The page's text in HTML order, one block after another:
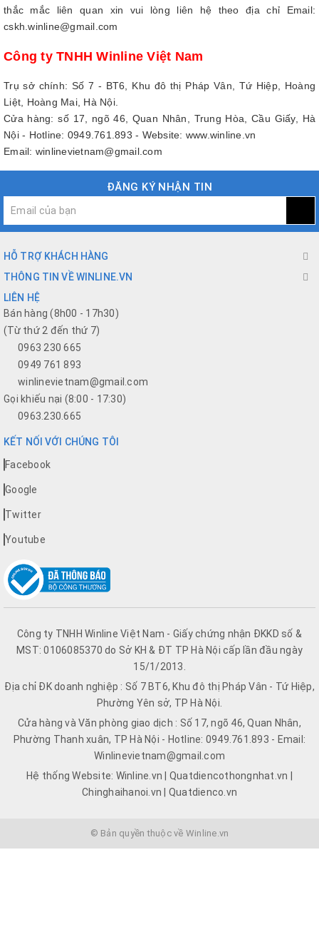
thắc mắc liên quan xin vui lòng liên hệ theo địa chỉ Email:
cskh.winline@gmail.com
Công ty TNHH Winline Việt Nam
Trụ sở chính: Số 7 - BT6, Khu đô thị Pháp Vân, Tứ Hiệp, Hoàng
Liệt, Hoàng Mai, Hà Nội.
Cửa hàng: số 17, ngõ 46, Quan Nhân, Trung Hòa, Cầu Giấy, Hà
Nội - Hotline: 0949.761.893 - Website: www.winline.vn
Email: winlinevietnam@gmail.com
ĐĂNG KÝ NHẬN TIN
HỖ TRỢ KHÁCH HÀNG
THÔNG TIN VỀ WINLINE.VN
LIÊN HỆ
Bán hàng (8h00 - 17h30)
(Từ thứ 2 đến thứ 7)
0963 230 665
0949 761 893
winlinevietnam@gmail.com
Gọi khiếu nại (8:00 - 17:30)
0963.230.665
KẾT NỐI VỚI CHÚNG TÔI
Facebook
Google
Twitter
Youtube
Công ty TNHH Winline Việt Nam - Giấy chứng nhận ĐKKD số &
MST: 0106085370 do Sở KH & ĐT TP Hà Nội cấp lần đầu ngày
15/1/2013.
Địa chỉ ĐK doanh nghiệp : Số 7 BT6, Khu đô thị Pháp Vân - Tứ Hiệp,
Phường Yên sở, TP Hà Nội.
Cửa hàng và Văn phòng giao dịch : Số 17, ngõ 46, Quan Nhân,
Phường Thanh xuân, TP Hà Nội - Hotline: 0949.761.893 - Email:
Winlinevietnam@gmail.com
Hệ thống Website: Winline.vn | Quatdiencothongnhat.vn |
Chinghaihanoi.vn | Quatdienco.vn
© Bản quyền thuộc về Winline.vn